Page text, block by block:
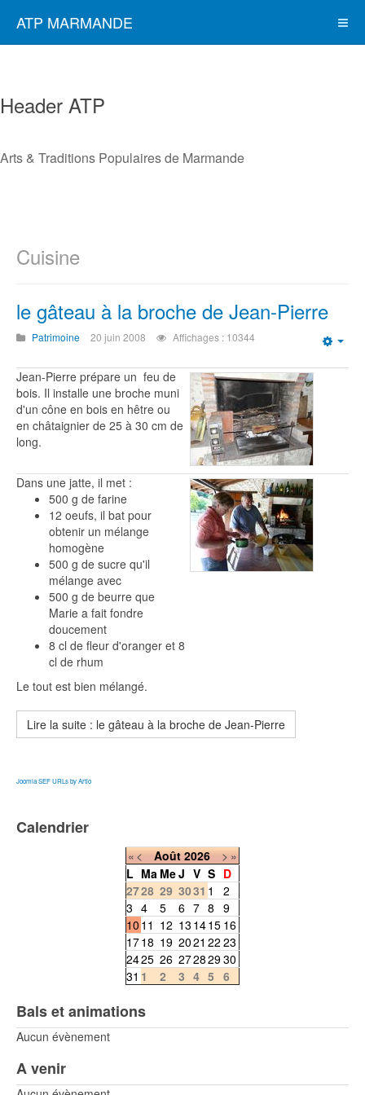
ATP MARMANDE
Header ATP
Arts & Traditions Populaires de Marmande
Cuisine
le gâteau à la broche de Jean-Pierre
Patrimoine 20 juin 2008 Affichages : 10344
Jean-Pierre prépare un feu de
bois. Il installe une broche muni
d'un cône en bois en hêtre ou
en châtaignier de 25 à 30 cm de
long.
Dans une jatte, il met :
500 g de farine
12 oeufs, il bat pour
obtenir un mélange
homogène
500 g de sucre qu'il
mélange avec
500 g de beurre que
Marie a fait fondre
doucement
8 cl de fleur d'oranger et 8
cl de rhum
Le tout est bien mélangé.
Lire la suite : le gâteau à la broche de Jean-Pierre
Joomla SEF URLs by Artio
Calendrier
«< Août 2026 >»
L Ma MeJ V S D
2728 29 3031 1
2
3 4 5 6 7 8 9
10 11 12 13 1415 16
1718 19 2021 22 23
2425 26 27282930
31 1 2 3 4 5 6
Bals et animations
Aucun évènement
A venir